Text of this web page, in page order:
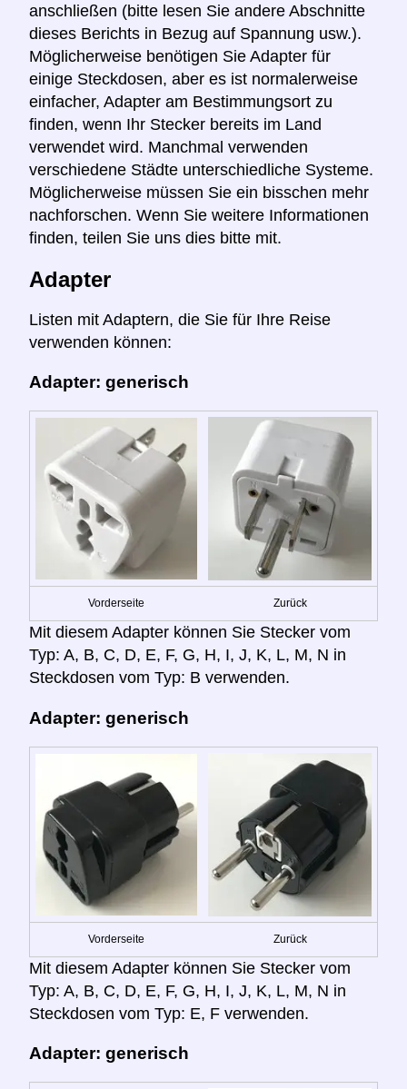
anschließen (bitte lesen Sie andere Abschnitte
dieses Berichts in Bezug auf Spannung usw.).
Möglicherweise benötigen Sie Adapter für
einige Steckdosen, aber es ist normalerweise
einfacher, Adapter am Bestimmungsort zu
finden, wenn Ihr Stecker bereits im Land
verwendet wird. Manchmal verwenden
verschiedene Städte unterschiedliche Systeme.
Möglicherweise müssen Sie ein bisschen mehr
nachforschen. Wenn Sie weitere Informationen
finden, teilen Sie uns dies bitte mit.
Adapter
Listen mit Adaptern, die Sie für Ihre Reise
verwenden können:
Adapter: generisch
Vorderseite Zurück
Mit diesem Adapter können Sie Stecker vom
Typ: A, B, C, D, E, F, G, H, I, J, K, L, M, N in
Steckdosen vom Typ: B verwenden.
Adapter: generisch
Vorderseite Zurück
Mit diesem Adapter können Sie Stecker vom
Typ: A, B, C, D, E, F, G, H, I, J, K, L, M, N in
Steckdosen vom Typ: E, F verwenden.
Adapter: generisch